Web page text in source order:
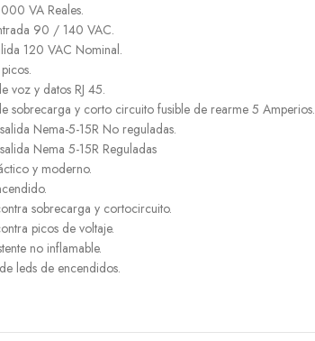
VA Reales.
90 / 140 VAC.
120 VAC Nominal.
voz y datos RJ 45.
sobrecarga y corto circuito fusible de rearme 5 Amperios.
Nema-5-15R No reguladas.
Nema 5-15R Reguladas
y moderno.
sobrecarga y cortocircuito.
picos de voltaje.
no inflamable.
leds de encendidos.